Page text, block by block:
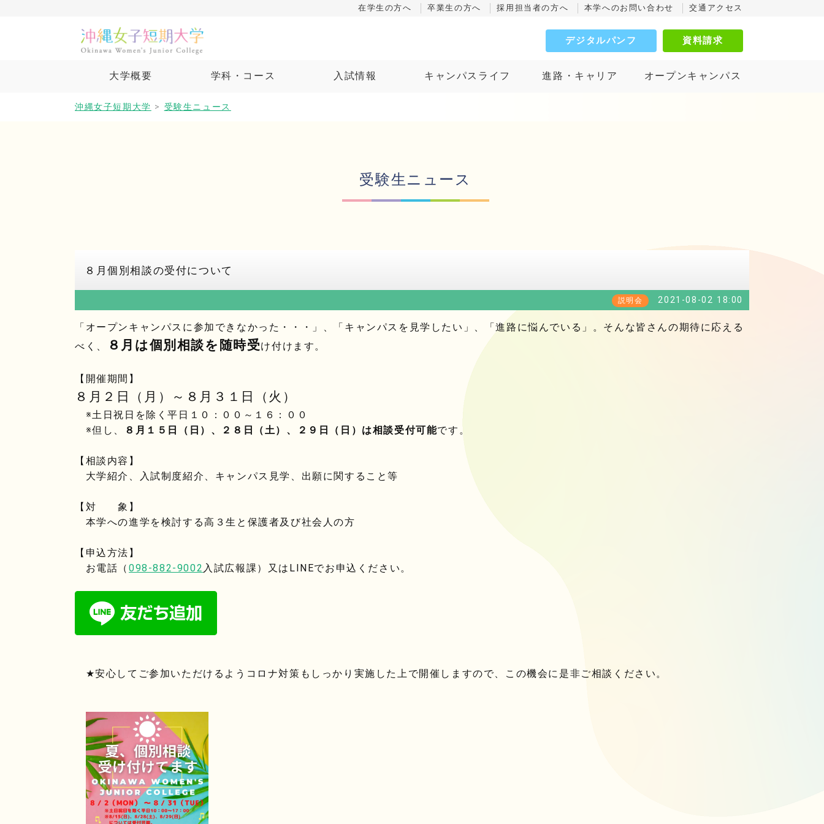
在学生の方へ 卒業生の方へ 採用担当者の方へ 本学へのお問い合わせ 交通アクセス
デジタルパンフ 資料請求
大学概要 学科・コース 入試情報 キャンパスライフ 進路・キャリア オープンキャンパス
沖縄女子短期大学 > 受験生ニュース
受験生ニュース
８月個別相談の受付について
説明会 2021-08-02 18:00
「オープンキャンパスに参加できなかった・・・」、「キャンパスを見学したい」、「進路に悩んでいる」。そんな皆さんの期待に応える
べく、
８月は個別相談を随時受け付けます。
【開催期間】
８月２日（月）～８月３１日（火）
※土日祝日を除く平日１０：００～１６：００
※但し、
８月１５日（日）、２８日（土）、２９日（日）は相談受付可能です。
【相談内容】
大学紹介、入試制度紹介、キャンパス見学、出願に関すること等
【対 象】
本学への進学を検討する高３生と保護者及び社会人の方
【申込方法】
お電話（ 098-882-9002 入試広報課）又はLINEでお申込ください。
★安心してご参加いただけるようコロナ対策もしっかり実施した上で開催しますので、この機会に是非ご相談ください。